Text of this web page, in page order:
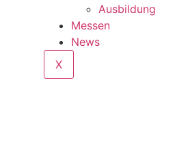
Ausbildung
Messen
News
X